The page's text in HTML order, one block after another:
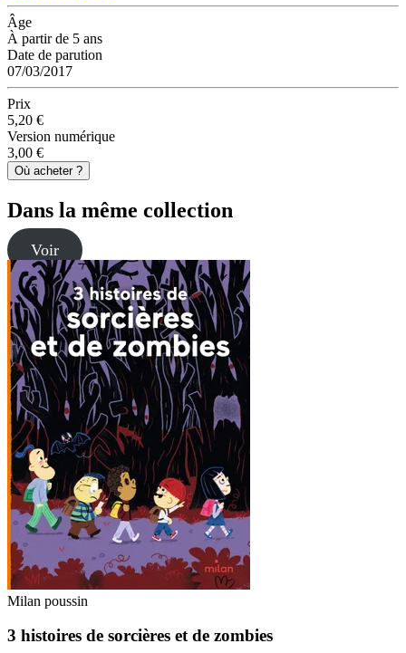
Âge
À partir de 5 ans
Date de parution
07/03/2017
Prix
5,20 €
Version numérique
3,00 €
Où acheter ?
Dans la même collection
Voir
Milan poussin
3 histoires de sorcières et de zombies